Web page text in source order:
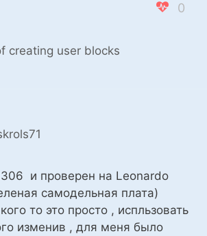
0
creating user blocks
и проверен на Leonardo
самодельная плата)
то это просто , испльзовать
изменив , для меня было